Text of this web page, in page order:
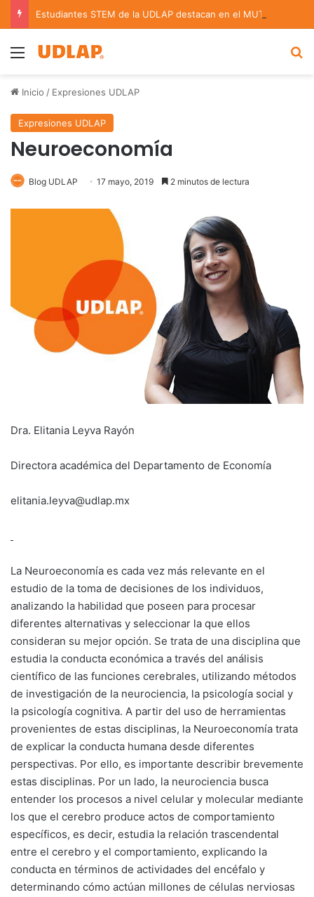
Menu
Inicio / Expresiones UDLAP
Expresiones UDLAP
Neuroeconomía
Blog UDLAP 17 mayo, 2019 2 minutos de lectura
Dra. Elitania Leyva Rayón
Directora académica del Departamento de Economía
elitania.leyva@udlap.mx
La Neuroeconomía es cada vez más relevante en el
estudio de la toma de decisiones de los individuos,
analizando la habilidad que poseen para procesar
diferentes alternativas y seleccionar la que ellos
consideran su mejor opción. Se trata de una disciplina que
estudia la conducta económica a través del análisis
científico de las funciones cerebrales, utilizando métodos
de investigación de la neurociencia, la psicología social y
la psicología cognitiva. A partir del uso de herramientas
provenientes de estas disciplinas, la Neuroeconomía trata
de explicar la conducta humana desde diferentes
perspectivas. Por ello, es importante describir brevemente
estas disciplinas. Por un lado, la neurociencia busca
entender los procesos a nivel celular y molecular mediante
los que el cerebro produce actos de comportamiento
específicos, es decir, estudia la relación trascendental
entre el cerebro y el comportamiento, explicando la
conducta en términos de actividades del encéfalo y
determinando cómo actúan millones de células nerviosas